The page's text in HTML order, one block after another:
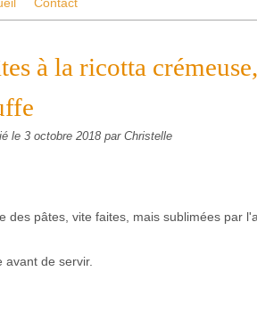
à la ricotta
le 3 octobre 2018 par Christelle
des pâtes, vite faites, mais sublimées par
avant de servir.